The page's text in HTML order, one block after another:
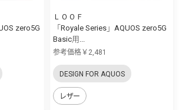
zero5G
ＬＯＯＦ
「Royale Series」AQUOS zero5G
Basic用...
参考価格￥2,481
DESIGN FOR AQUOS
レザー